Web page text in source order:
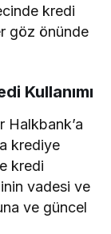
kredi
göz önünde
Kullanımı
Halkbank’a
krediye
kredi
vadesi ve
ve güncel